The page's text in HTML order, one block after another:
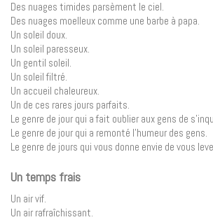
Des nuages timides parsèment le ciel.
Des nuages moelleux comme une barbe à papa.
Un soleil doux.
Un soleil paresseux.
Un gentil soleil.
Un soleil filtré.
Un accueil chaleureux.
Un de ces rares jours parfaits.
Le genre de jour qui a fait oublier aux gens de
Le genre de jour qui a remonté l’humeur des gens.
Le genre de jours qui vous donne envie de vous
Un temps frais
Un air vif.
Un air rafraîchissant.